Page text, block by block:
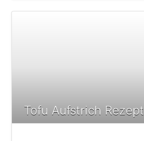
Tofu Aufstrich Rezept